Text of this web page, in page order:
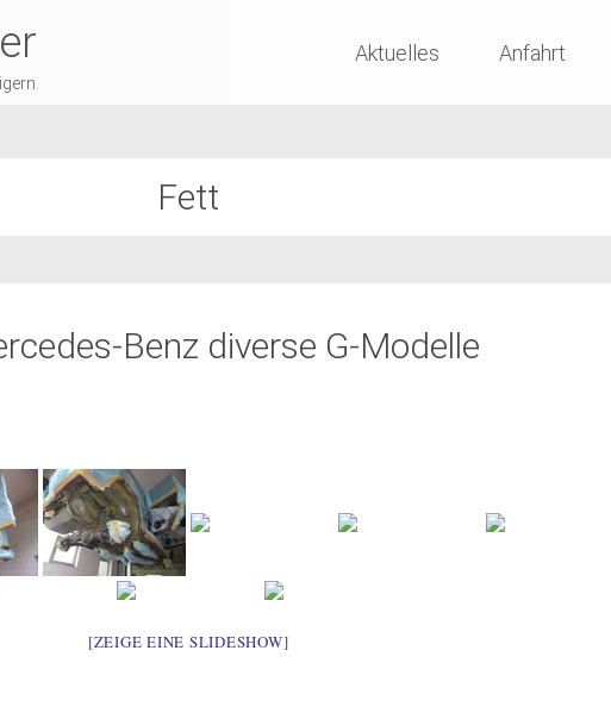
to
Aktuelles Anfahrt
Fett
Benz diverse G-Modelle
[ZEIGE EINE SLIDESHOW]